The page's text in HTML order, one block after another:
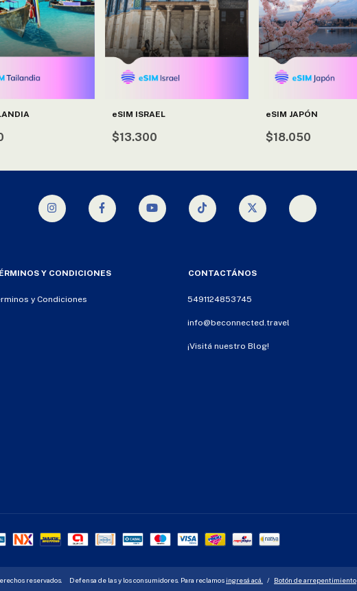
eSIM ISRAEL
$13.300
eSIM JAPÓN
$18.050
Y CONDICIONES
y Condiciones
CONTACTÁNOS
5491124853745
info@beconnected.travel
¡Visitá nuestro Blog!
reservados. Defensa de las y los consumidores. Para reclamos ingresá acá. / Botón de arrepentimiento